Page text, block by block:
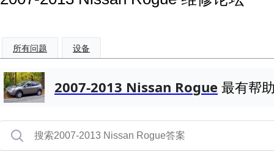
所有问题 设备
2007-2013 Nissan Rogue 最有帮